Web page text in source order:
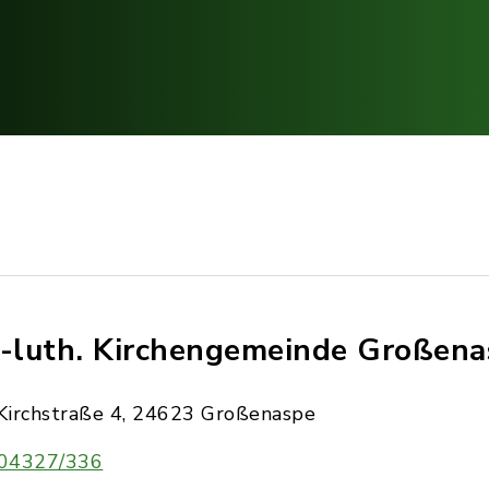
luth. Kirchengemeinde
4, 24623 Großenaspe
336